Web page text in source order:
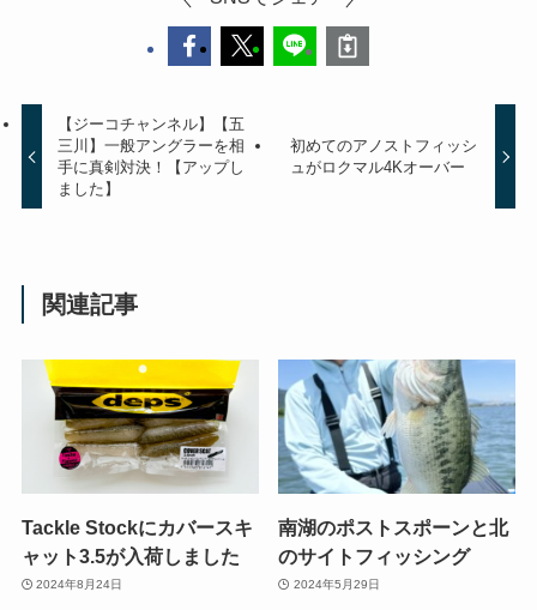
【ジーコチャンネル】【五
三川】一般アングラーを相
手に真剣対決！【アップし
ました】
初めてのアノストフィッシ
ュがロクマル4Kオーバー
関連記事
Tackle Stockにカバースキ
ャット3.5が入荷しました
2024年8月24日
南湖のポストスポーンと北
のサイトフィッシング
2024年5月29日